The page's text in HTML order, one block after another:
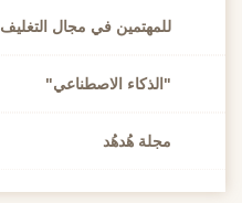
للمهتمين في مجال التغليف
"الذكاء الاصطناعي"
مجلة هُدهُد